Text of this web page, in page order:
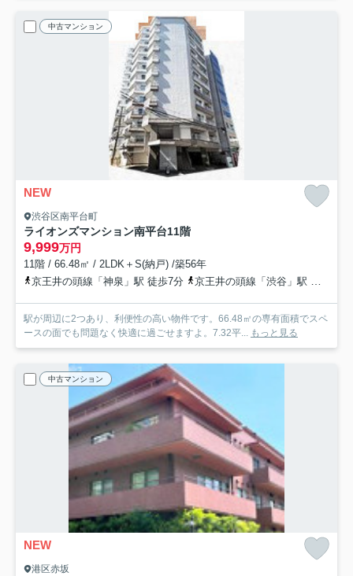
中古マンション
NEW
渋谷区南平台町
ライオンズマンション南平台11階
9,999万円
11階 / 66.48㎡ / 2LDK＋S(納戸) /築56年
京王井の頭線「神泉」駅 徒歩7分
京王井の頭線「渋谷」駅 徒歩8分
駅が周辺に2つあり、利便性の高い物件です。66.48㎡の専有面積でスペ
ースの面でも問題なく快適に過ごせますよ。7.32平... もっと見る
中古マンション
NEW
港区赤坂